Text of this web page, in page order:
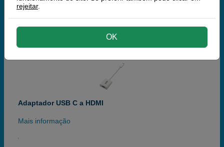
Adaptador USB C a HDMI
Mais informação
rejeitar.
OK